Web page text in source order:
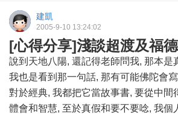
建凱
2005-9-10 13:24:02
[心得分享]淺談超渡及福
說到天地八陽, 還記得老師問我, 那本是
我也是看到那一句話, 那有可能佛陀會
對於經典, 我都把它當故事書, 要從中間
體會和智慧, 至於真假和要不要唸, 我個